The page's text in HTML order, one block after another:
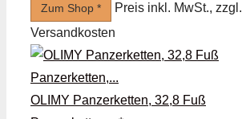
Zum Shop *
Preis inkl. MwSt., zzgl.
Versandkosten
OLIMY Panzerketten, 32,8 Fuß